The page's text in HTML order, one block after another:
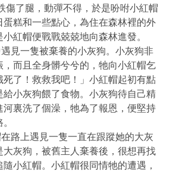
了腿，動彈不得，於是吩咐小紅帽
蛋糕和一些點心，為住在森林裡的外
紅帽便戰戰兢兢地向森林進發。
一隻被棄養的小灰狗。小灰狗非
，而且全身髒兮兮的，牠向小紅帽乞
死了！救救我吧！」小紅帽起初有點
給小灰狗餵了食物。小灰狗待自己精
河裏洗了個澡，牠為了報恩，便堅持
上遇見一隻一直在跟蹤她的大灰
大灰狗，被舊主人棄養後，很想再找
小紅帽。小紅帽很同情牠的遭遇，